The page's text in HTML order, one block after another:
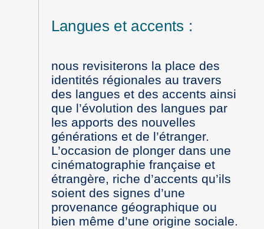
Langues et accents :
nous revisiterons la place des
identités régionales au travers
des langues et des accents ainsi
que l’évolution des langues par
les apports des nouvelles
générations et de l’étranger.
L’occasion de plonger dans une
cinématographie française et
étrangère, riche d’accents qu’ils
soient des signes d’une
provenance géographique ou
bien même d’une origine sociale.